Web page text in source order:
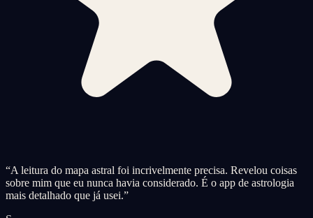
“A leitura do mapa astral foi incrivelmente precisa. Revelou coisas
sobre mim que eu nunca havia considerado. É o app de astrologia
mais detalhado que já usei.”